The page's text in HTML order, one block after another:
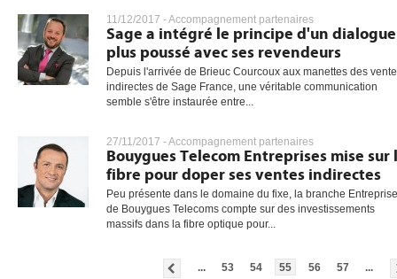
11/12/2017 -Accompagnement partenaires
Sage a intégré le principe d'un dialogue
plus poussé avec ses revendeurs
Depuis l'arrivée de Brieuc Courcoux aux manettes des
indirectes de Sage France, une véritable communication
semble s'être instaurée entre...
27/11/2017 -Accompagnement partenaires
Bouygues Telecom Entreprises mise sur
fibre pour doper ses ventes indirectes
Peu présente dans le domaine du fixe, la branche Entreprise
de Bouygues Telecoms compte sur des investissements
massifs dans la fibre optique pour...
... 53 54 55 56 57 ...